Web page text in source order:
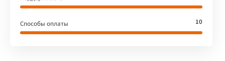
Способы оплаты 10